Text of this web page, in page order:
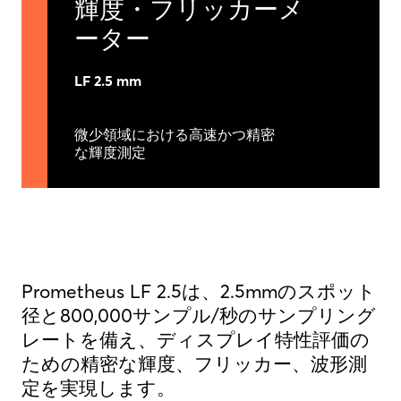
輝度・フリッカーメ
ーター
LF 2.5 mm
微少領域における高速かつ精密
な輝度測定
Prometheus LF 2.5は、2.5mmのスポット
径と800,000サンプル/秒のサンプリング
レートを備え、ディスプレイ特性評価の
ための精密な輝度、フリッカー、波形測
定を実現します。